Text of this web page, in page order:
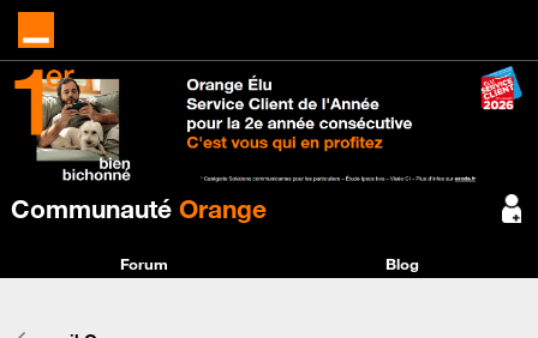
Communauté Orange
Forum Blog